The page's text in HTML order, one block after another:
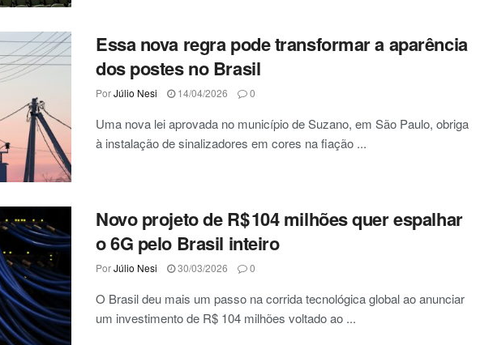
Essa nova regra pode transformar a aparência
dos postes no Brasil
PorJúlio Nesi 14/04/2026 0
Uma nova lei aprovada no município de Suzano, em São Paulo, obriga
à instalação de sinalizadores em cores na fiação ...
Novo projeto de R$ 104 milhões quer espalhar
o 6G pelo Brasil inteiro
PorJúlio Nesi 30/03/2026 0
O Brasil deu mais um passo na corrida tecnológica global ao anunciar
um investimento de R$ 104 milhões voltado ao ...